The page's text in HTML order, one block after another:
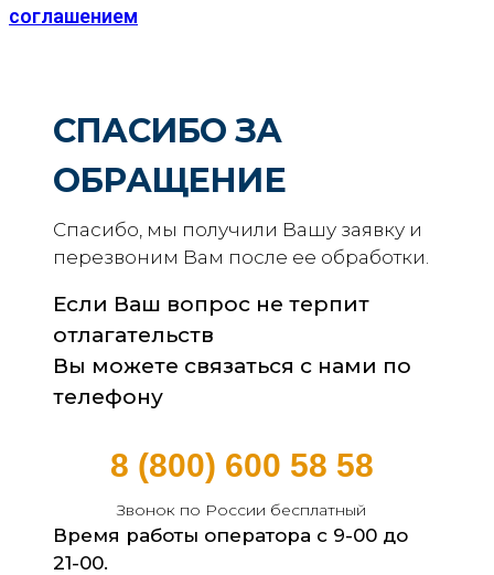
соглашением
СПАСИБО ЗА
ОБРАЩЕНИЕ
Спасибо, мы получили Вашу заявку и
перезвоним Вам после ее обработки.
Если Ваш вопрос не терпит
отлагательств
Вы можете связаться с нами по
телефону
8 (800) 600 58 58
Звонок по России бесплатный
Время работы оператора с 9-00 до
21-00.